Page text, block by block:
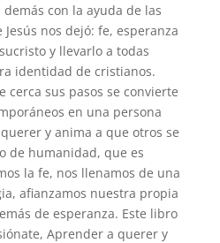
con la ayuda de las
nos dejó: fe, esperanza
y llevarlo a todas
identidad de cristianos.
cerca sus pasos se convierte
en una persona
y anima a que otros se
de humanidad, que es
la fe, nos llenamos de una
afianzamos nuestra propia
de esperanza. Este libro
Aprender a querer y